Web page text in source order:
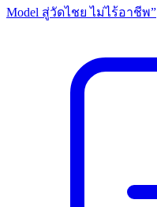
Model สู่วัดไชย ไม่ไร้อาชีพ”